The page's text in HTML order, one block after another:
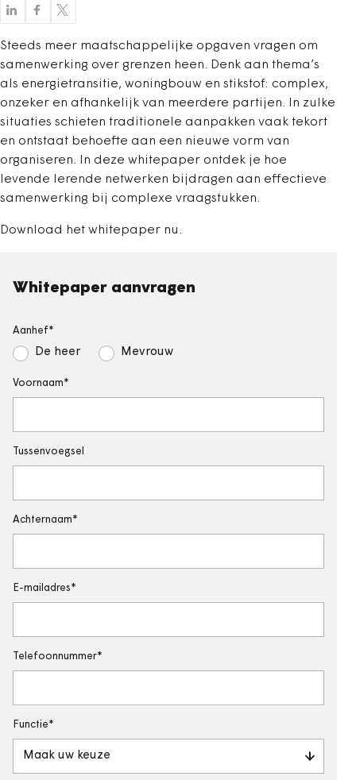
Steeds meer maatschappelijke opgaven vragen om
samenwerking over grenzen heen. Denk aan thema’s
als energietransitie, woningbouw en stikstof: complex,
onzeker en afhankelijk van meerdere partijen. In zulke
situaties schieten traditionele aanpakken vaak tekort
en ontstaat behoefte aan een nieuwe vorm van
organiseren. In deze whitepaper ontdek je hoe
levende lerende netwerken bijdragen aan effectieve
samenwerking bij complexe vraagstukken.
Download het whitepaper nu.
Whitepaper aanvragen
Aanhef
De heer Mevrouw
Voornaam
Tussenvoegsel
Achternaam
E-mailadres
Telefoonnummer
Functie
Maak uw keuze